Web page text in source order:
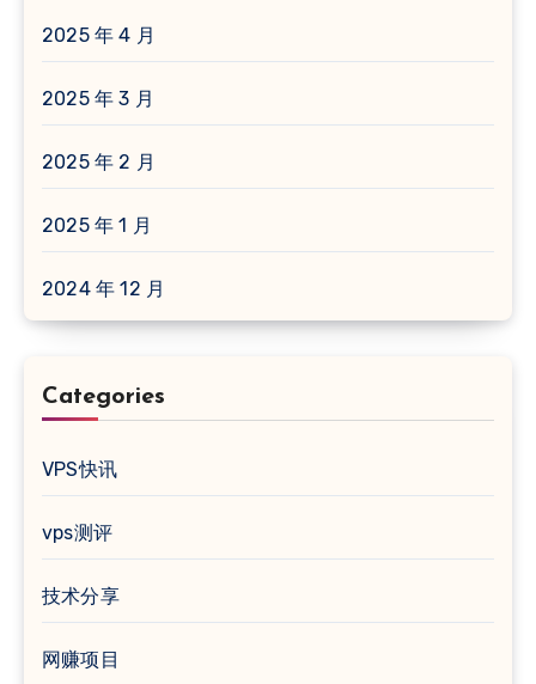
2025 年 4 月
2025 年 3 月
2025 年 2 月
2025 年 1 月
2024 年 12 月
Categories
VPS快讯
vps测评
技术分享
网赚项目